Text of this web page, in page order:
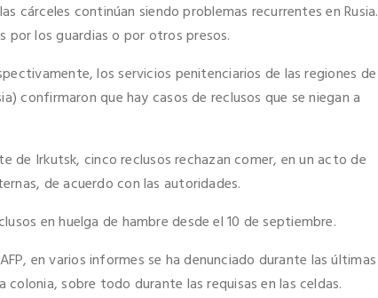
cárceles continúan siendo problemas recurrentes en Rusia.
los guardias o por otros presos.
los servicios penitenciarios de las regiones de
confirmaron que hay casos de reclusos que se niegan a
de Irkutsk, cinco reclusos rechazan comer, en un acto de
de acuerdo con las autoridades.
en huelga de hambre desde el 10 de septiembre.
en varios informes se ha denunciado durante las últimas
sobre todo durante las requisas en las celdas.